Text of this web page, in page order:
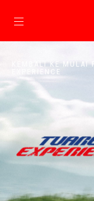
KEMBALI KE MULAI
EXPERIENCE